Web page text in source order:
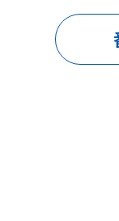
ジ】
※放送内容
承ください。